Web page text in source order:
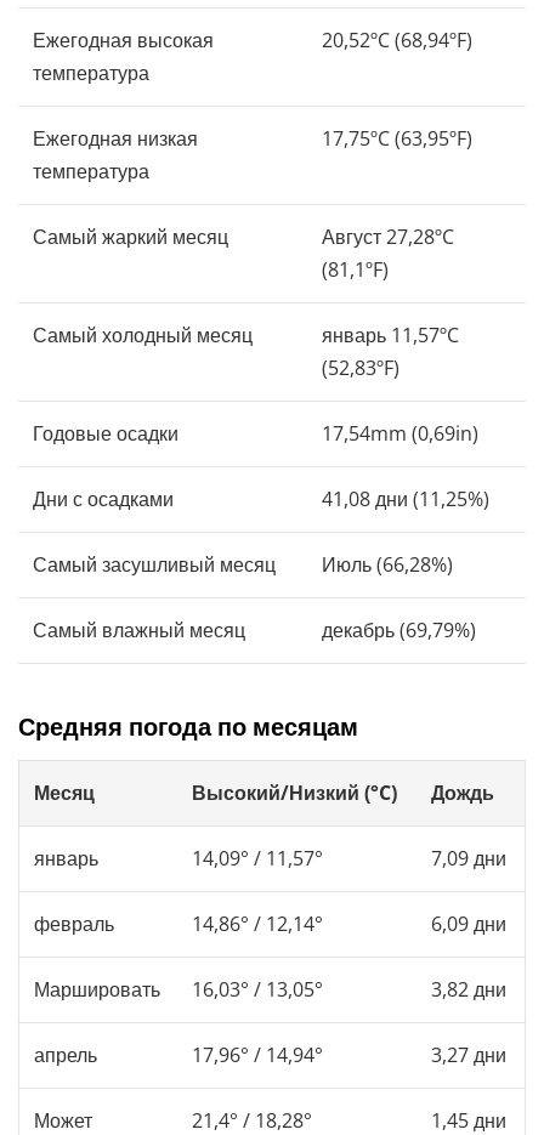
Ежегодная высокая
температура
20,52ºC (68,94ºF)
Ежегодная низкая
температура
17,75ºC (63,95ºF)
Самый жаркий месяц
Август 27,28ºC
(81,1ºF)
Самый холодный месяц
январь 11,57ºC
(52,83ºF)
Годовые осадки 17,54mm (0,69in)
Дни с осадками 41,08 дни (11,25%)
Самый засушливый месяц Июль (66,28%)
Самый влажный месяц декабрь (69,79%)
Средняя погода по месяцам
Месяц Высокий/Низкий (°C) Дождь
январь 14,09° / 11,57° 7,09 дни
февраль 14,86° / 12,14° 6,09 дни
Маршировать 16,03° / 13,05° 3,82 дни
апрель 17,96° / 14,94° 3,27 дни
Может 21,4° / 18,28° 1,45 дни